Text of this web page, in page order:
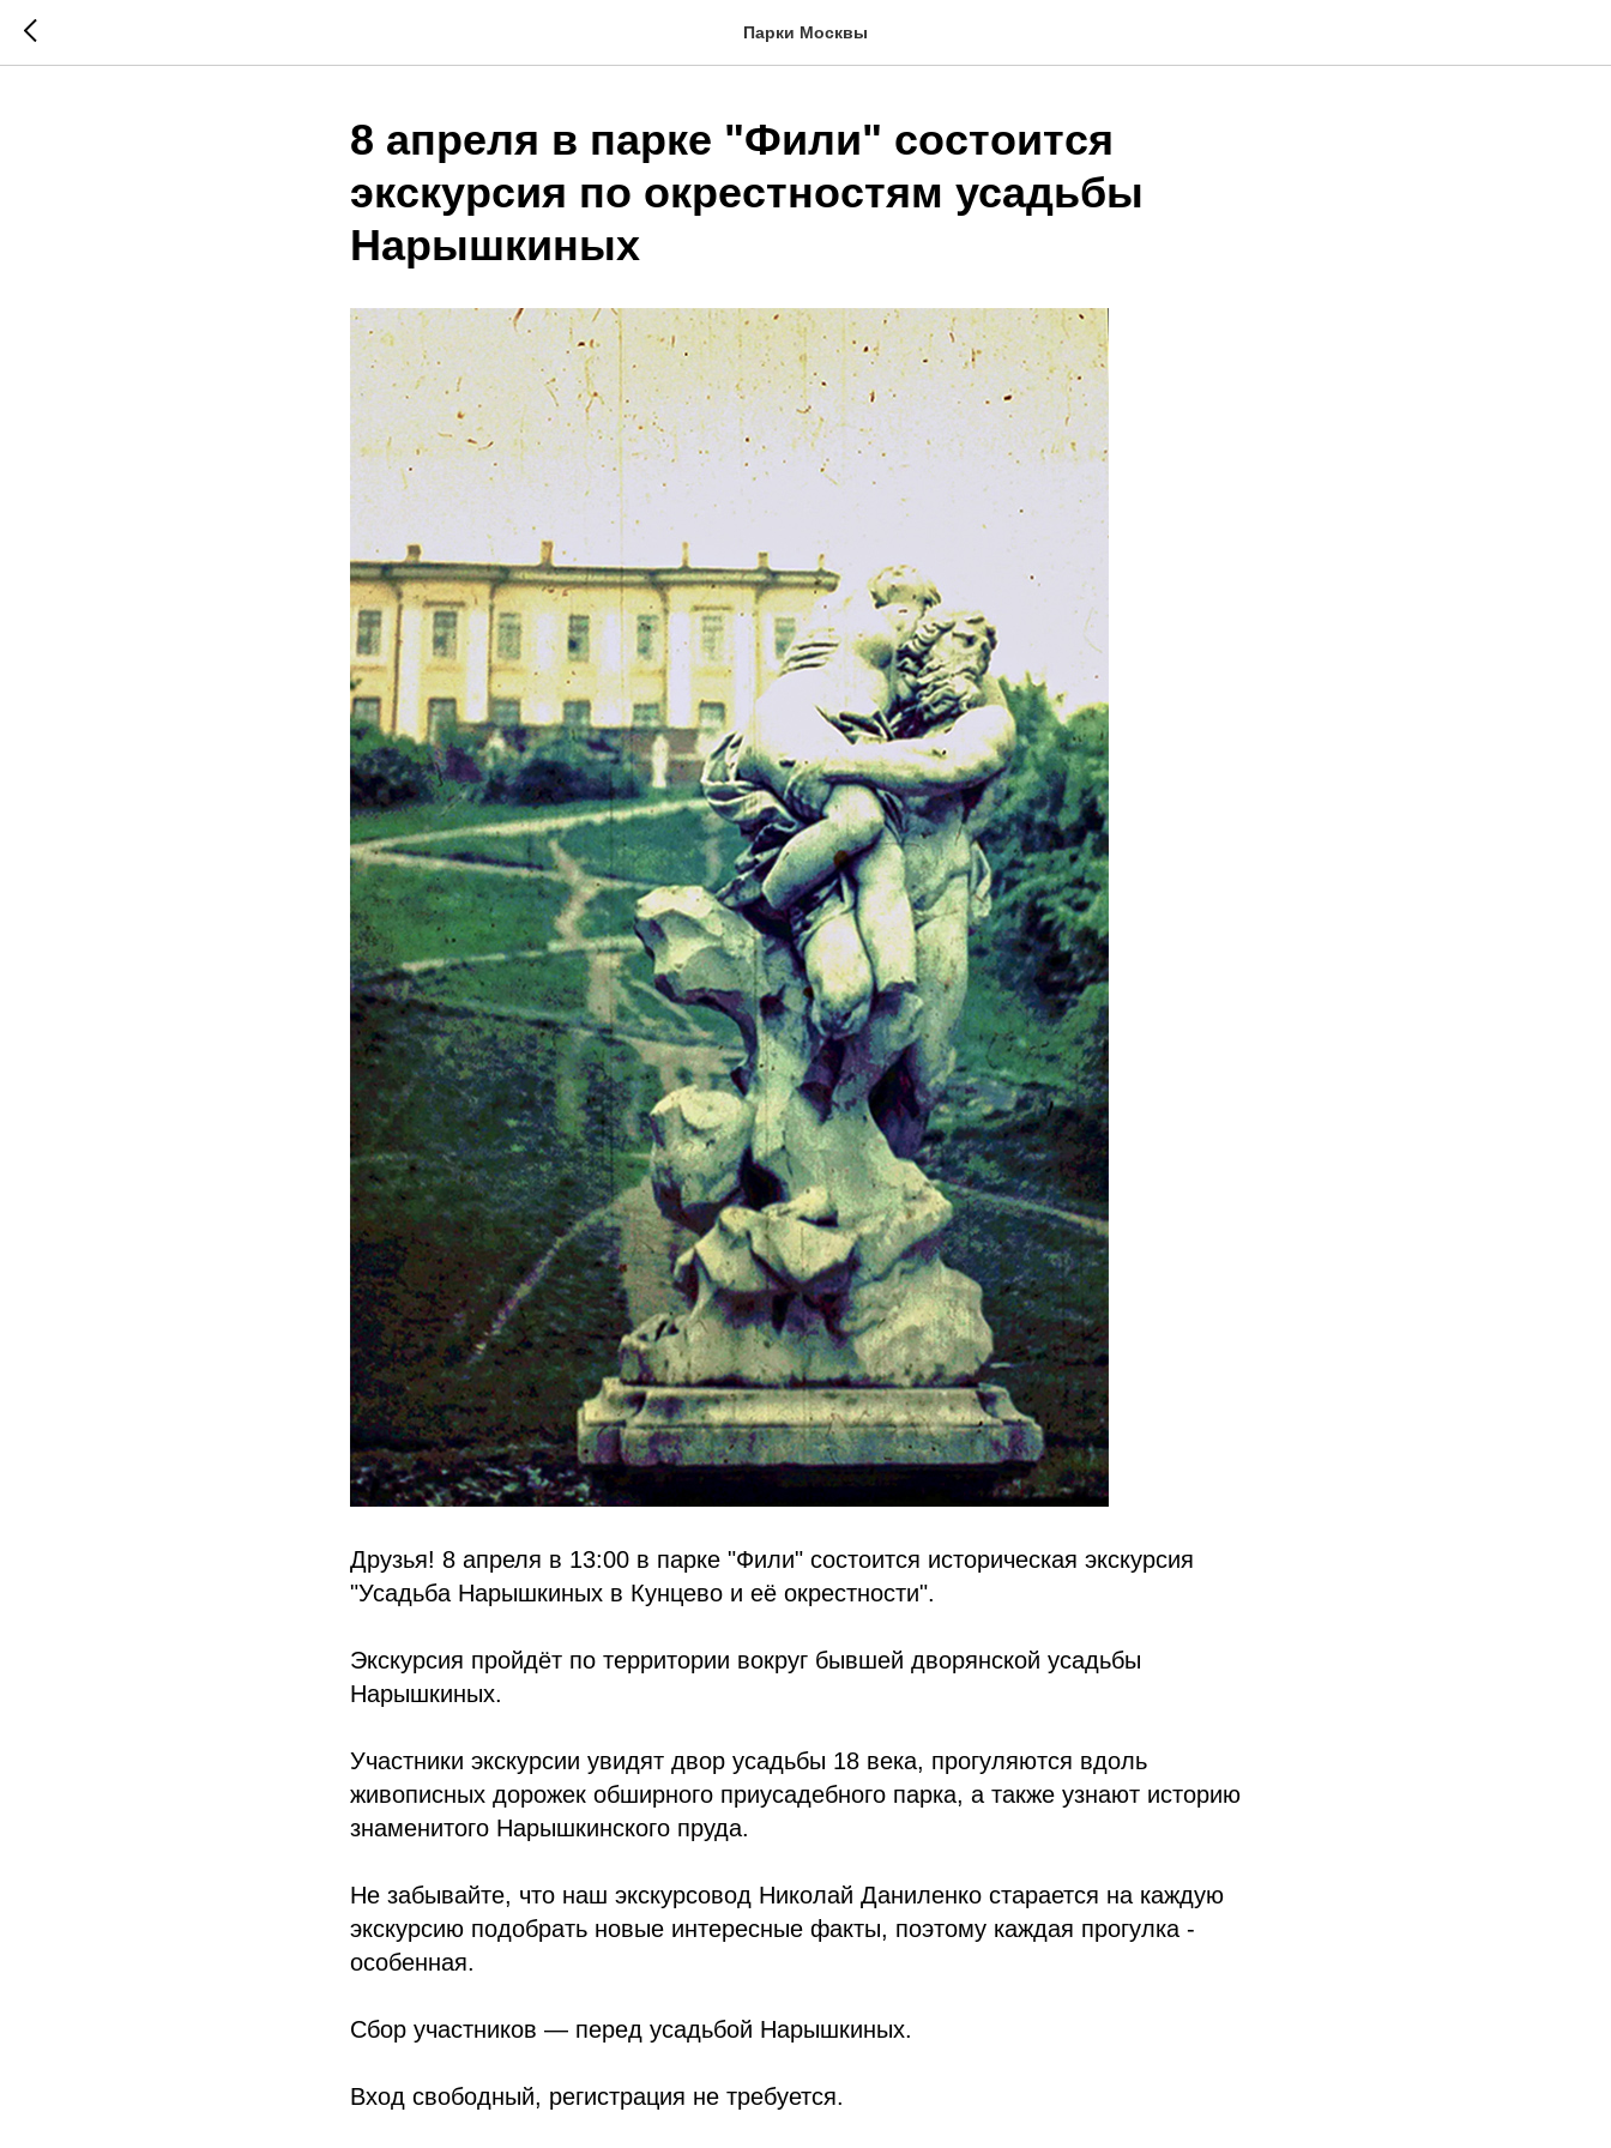
Парки Москвы
8 апреля в парке "Фили" состоится
экскурсия по окрестностям усадьбы
Нарышкиных
Друзья! 8 апреля в 13:00 в парке "Фили" состоится историческая экскурсия
"Усадьба Нарышкиных в Кунцево и её окрестности".
Экскурсия пройдёт по территории вокруг бывшей дворянской усадьбы
Нарышкиных.
Участники экскурсии увидят двор усадьбы 18 века, прогуляются вдоль
живописных дорожек обширного приусадебного парка, а также узнают историю
знаменитого Нарышкинского пруда.
Не забывайте, что наш экскурсовод Николай Даниленко старается на каждую
экскурсию подобрать новые интересные факты, поэтому каждая прогулка -
особенная.
Сбор участников — перед усадьбой Нарышкиных.
Вход свободный, регистрация не требуется.